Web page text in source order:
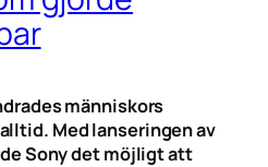
människors
Med lanseringen av
Sony det möjligt att